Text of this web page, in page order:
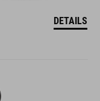
DETAILS